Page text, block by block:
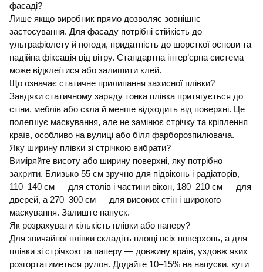
фасаді?
Лише якщо виробник прямо дозволяє зовнішнє
застосування. Для фасаду потрібні стійкість до
ультрафіолету й погоди, придатність до шорсткої основи та
надійна фіксація від вітру. Стандартна інтер’єрна система
може відклеїтися або залишити клей.
Що означає статичне прилипання захисної плівки?
Завдяки статичному заряду тонка плівка притягується до
стіни, меблів або скла й менше відходить від поверхні. Це
полегшує маскування, але не замінює стрічку та кріплення
країв, особливо на вулиці або біля фарборозпилювача.
Яку ширину плівки зі стрічкою вибрати?
Виміряйте висоту або ширину поверхні, яку потрібно
закрити. Близько 55 см зручно для підвіконь і радіаторів,
110–140 см — для столів і частини вікон, 180–210 см — для
дверей, а 270–300 см — для високих стін і широкого
маскування. Залиште напуск.
Як розрахувати кількість плівки або паперу?
Для звичайної плівки складіть площі всіх поверхонь, а для
плівки зі стрічкою та паперу — довжину країв, уздовж яких
розгортатиметься рулон. Додайте 10–15% на напуски, кути